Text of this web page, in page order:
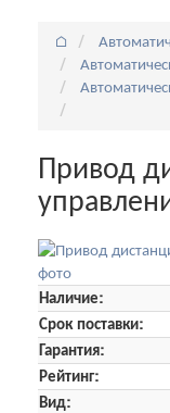
⌂
Привод
Наличие:
Срок поставки:
Гарантия:
Рейтинг:
Вид: